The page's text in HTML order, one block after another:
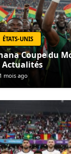
ÉTATS-UNIS
Coupe du
Actualités
1 mois ago